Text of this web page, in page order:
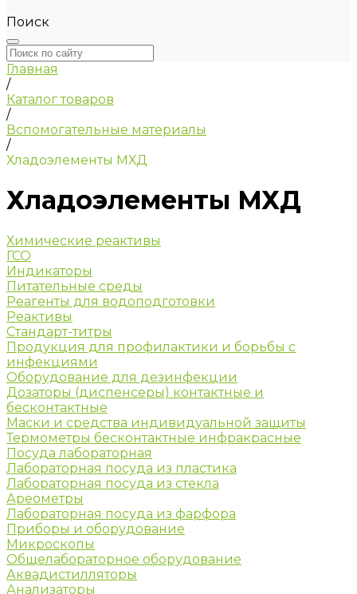
Поиск
Главная
/
Каталог товаров
/
Вспомогательные материалы
/
Хладоэлементы МХД
Хладоэлементы МХД
Химические реактивы
ГСО
Индикаторы
Питательные среды
Реагенты для водоподготовки
Реактивы
Стандарт-титры
Продукция для профилактики и борьбы с
инфекциями
Оборудование для дезинфекции
Дозаторы (диспенсеры) контактные и
бесконтактные
Маски и средства индивидуальной защиты
Термометры бесконтактные инфракрасные
Посуда лабораторная
Лабораторная посуда из пластика
Лабораторная посуда из стекла
Ареометры
Лабораторная посуда из фарфора
Приборы и оборудование
Микроскопы
Общелабораторное оборудование
Аквадистилляторы
Анализаторы